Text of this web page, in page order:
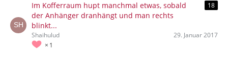
Im Kofferraum hupt manchmal etwas, sobald
der Anhänger dranhängt und man rechts
blinkt...
18
1
Shaihulud 29. Januar 2017